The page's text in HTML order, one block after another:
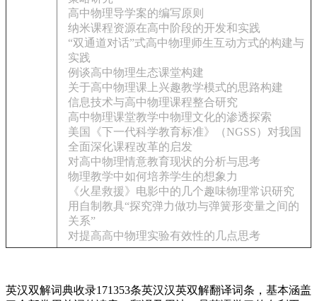
高中物理导学案的编写原则
纳米课程资源在高中阶段的开发和实践
“双通道对话”式高中物理师生互动方式的构建与
实践
例谈高中物理生态课堂构建
关于高中物理课上兴趣教学模式的思路构建
信息技术与高中物理课程整合研究
高中物理课堂教学中物理文化的渗透探索
美国《下一代科学教育标准》（NGSS）对我国
全面深化课程改革的启发
对高中物理情意教育现状的分析与思考
物理教学中如何培养学生的想象力
《火星救援》电影中的几个趣味物理常识研究
用自制教具“探究弹力做功与弹簧形变量之间的
关系”
对提高高中物理实验有效性的几点思考
英汉双解词典收录171353条英汉汉英双解翻译词条，基本涵盖